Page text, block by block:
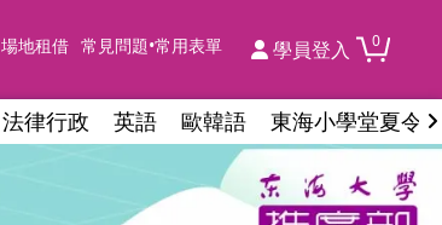
場地租借 常見問題•常用表單 學員登入 0
法律行政 英語 歐韓語 東海小學堂夏令